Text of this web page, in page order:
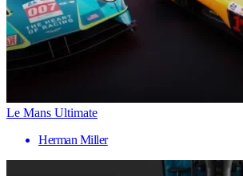
Le Mans Ultimate
Herman Miller